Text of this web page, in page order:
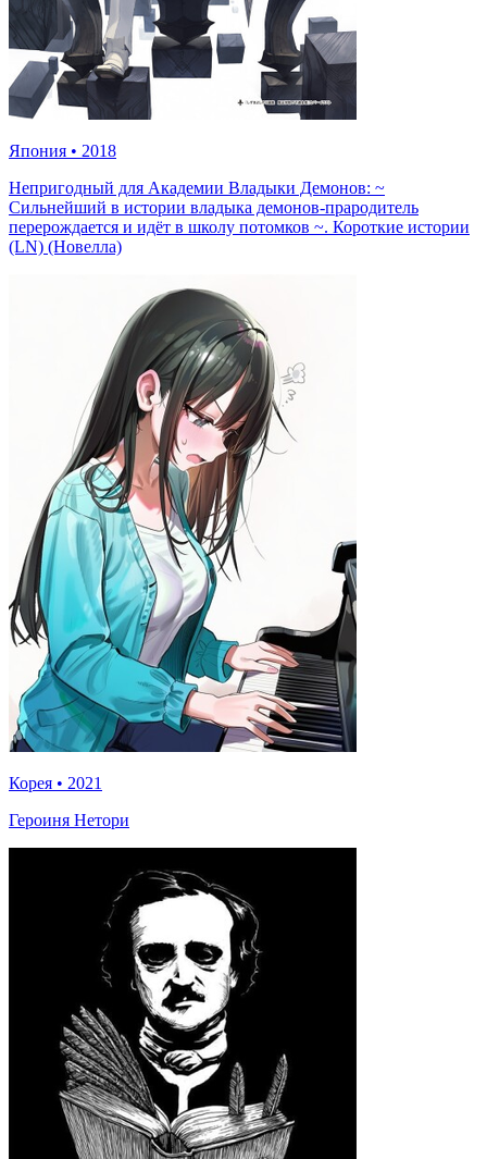
Япония • 2018
Непригодный для Академии Владыки Демонов: ~
Сильнейший в истории владыка демонов-прародитель
перерождается и идёт в школу потомков ~. Короткие истории
(LN) (Новелла)
Корея • 2021
Героиня Нетори